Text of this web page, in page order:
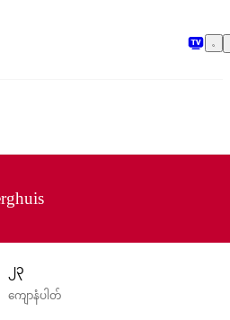
ကျော်သွားရန်
၂၃
ကျောနံပါတ်